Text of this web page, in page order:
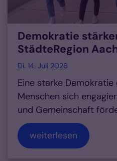
Demokratie
StädteRegion
Di. 14. Juli 2026
Eine starke
Menschen sich
und Gemeinschaft
weiterlesen